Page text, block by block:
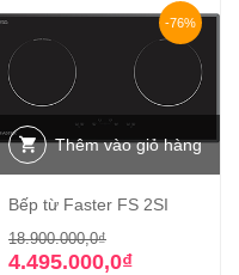
-76%
Thêm vào giỏ hàng
Bếp từ Faster FS 2SI
18.900.000,0₫Giá
gốc
4.495.000,0₫
Giá
hiện